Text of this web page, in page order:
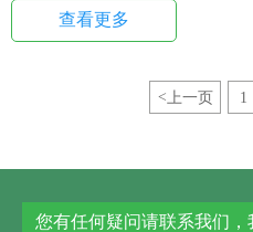
查看更多
< 上一页 1
您有任何疑问请联系我们，